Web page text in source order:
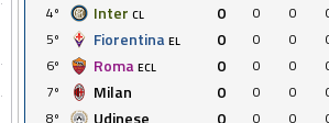
4º
Inter CL 0 0 0
5º
Fiorentina EL 0 0 0
6º
Roma ECL 0 0 0
7º
Milan 0 0 0
8º
Udinese 0 0 0